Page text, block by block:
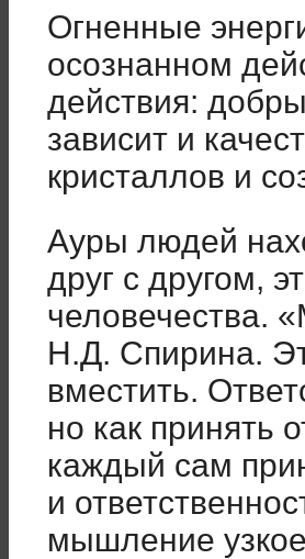
Огненные
осознанном
действия:
зависит и
кристаллов и
Ауры людей
друг с другом,
человечества.
Н.Д. Спирина.
вместить.
но как принять
каждый сам
и
мышление